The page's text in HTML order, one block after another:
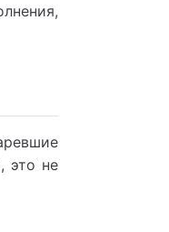
это не